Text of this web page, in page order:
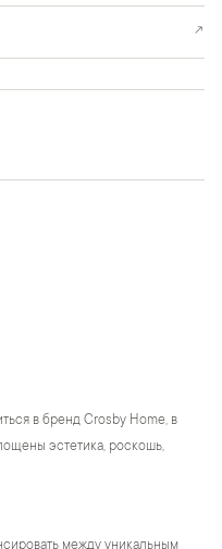
↗
в бренд Crosby Home, в
эстетика, роскошь,
между уникальным